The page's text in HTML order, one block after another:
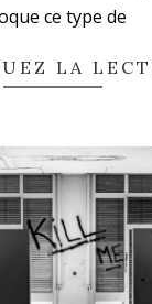
ce type de
LA